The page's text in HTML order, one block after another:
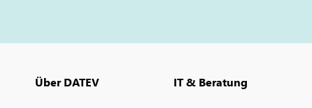
Über DATEV IT & Beratung